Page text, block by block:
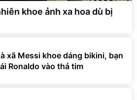
khoe ảnh xa hoa dù bị
xã Messi khoe dáng bikini, bạn
Ronaldo vào thả tim